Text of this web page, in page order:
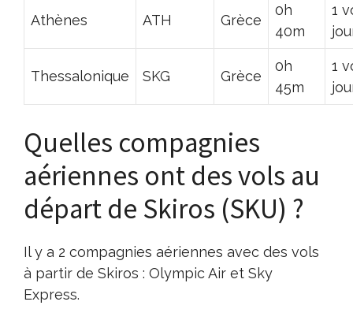
Athènes ATH Grèce
0h
40m
1
Thessalonique SKG Grèce
0h
45m
1
Quelles compagnies
aériennes ont des vols au
départ de Skiros (SKU) ?
Il y a 2 compagnies aériennes avec des vols
à partir de Skiros : Olympic Air et Sky
Express.